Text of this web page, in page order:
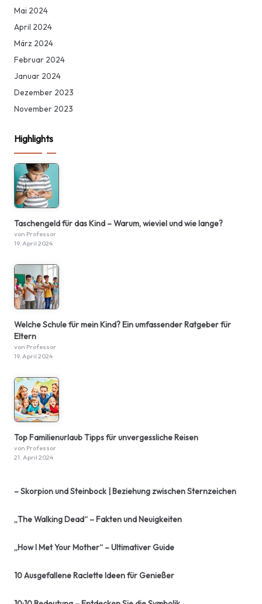
Mai 2024
April 2024
März 2024
Februar 2024
Januar 2024
Dezember 2023
November 2023
Highlights
Taschengeld für das Kind – Warum, wieviel und wie lange?
von Professor
19. April 2024
Welche Schule für mein Kind? Ein umfassender Ratgeber für
Eltern
von Professor
19. April 2024
Top Familienurlaub Tipps für unvergessliche Reisen
von Professor
21. April 2024
– Skorpion und Steinbock | Beziehung zwischen Sternzeichen
„The Walking Dead“ – Fakten und Neuigkeiten
„How I Met Your Mother“ – Ultimativer Guide
10 Ausgefallene Raclette Ideen für Genießer